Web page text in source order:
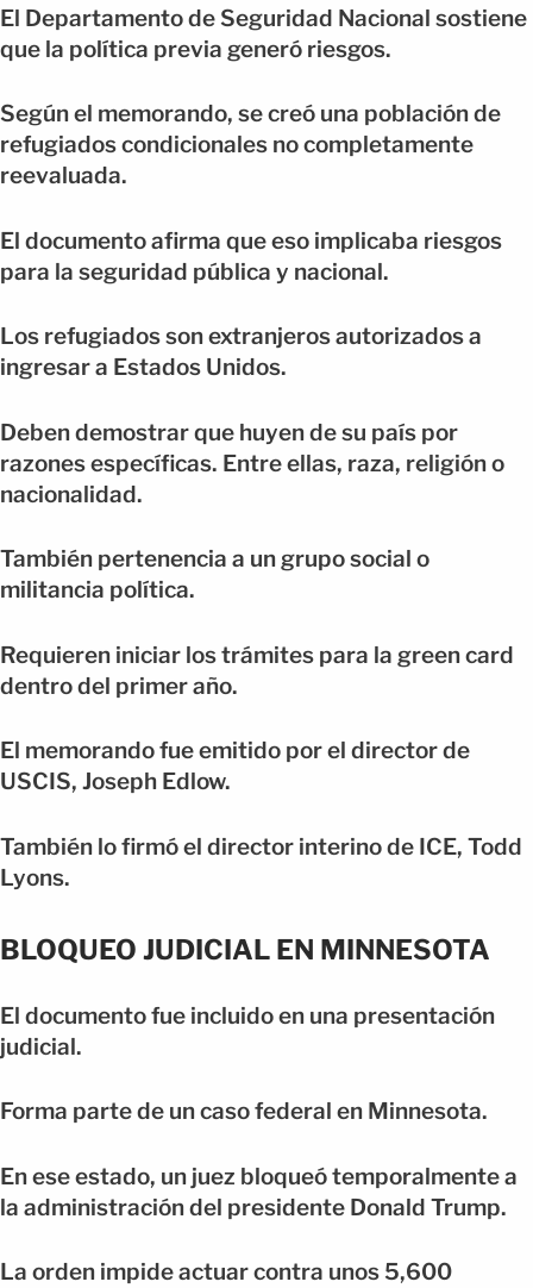
El Departamento de Seguridad Nacional sostiene
que la política previa generó riesgos.
Según el memorando, se creó una población de
refugiados condicionales no completamente
reevaluada.
El documento afirma que eso implicaba riesgos
para la seguridad pública y nacional.
Los refugiados son extranjeros autorizados a
ingresar a Estados Unidos.
Deben demostrar que huyen de su país por
razones específicas. Entre ellas, raza, religión o
nacionalidad.
También pertenencia a un grupo social o
militancia política.
Requieren iniciar los trámites para la green card
dentro del primer año.
El memorando fue emitido por el director de
USCIS, Joseph Edlow.
También lo firmó el director interino de ICE, Todd
Lyons.
BLOQUEO JUDICIAL EN MINNESOTA
El documento fue incluido en una presentación
judicial.
Forma parte de un caso federal en Minnesota.
En ese estado, un juez bloqueó temporalmente a
la administración del presidente Donald Trump.
La orden impide actuar contra unos 5,600